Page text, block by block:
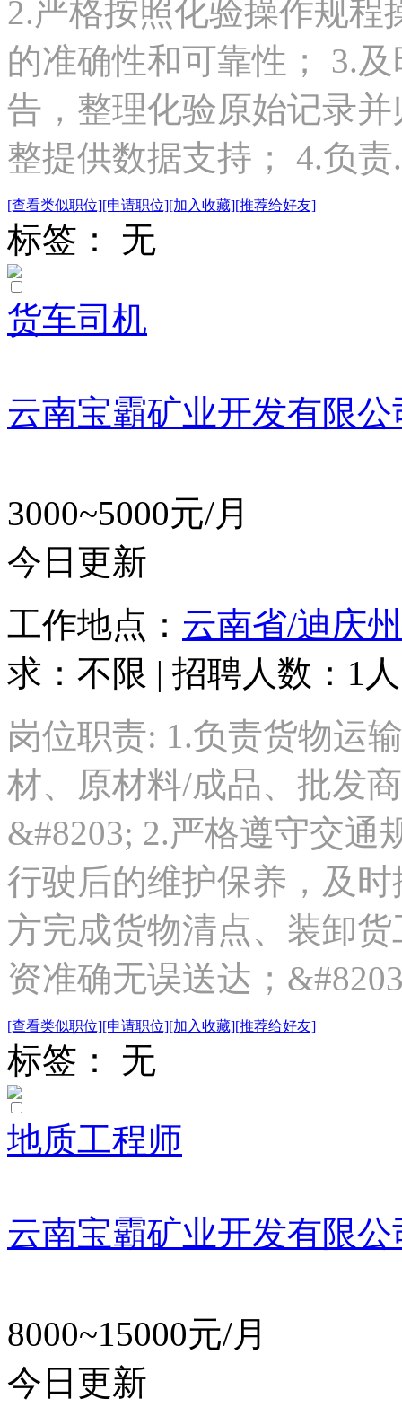
2.严格按照化验操作规
的准确性和可靠性； 3.
告，整理化验原始记录
整提供数据支持； 4.负责
[查看类似职位][申请职位][加入收藏][推荐给好友]
标签： 无
货车司机
云南宝霸矿业开发有限公
3000~5000元/月
今日更新
工作地点： 云南省/迪庆州
求：不限 | 招聘人数：1人
岗位职责: 1.负责货物运
材、原材料/成品、批发
&#8203; 2.严格遵守交通
行驶后的维护保养，及
方完成货物清点、装卸
资准确无误送达；
[查看类似职位][申请职位][加入收藏][推荐给好友]
标签： 无
地质工程师
云南宝霸矿业开发有限公
8000~15000元/月
今日更新